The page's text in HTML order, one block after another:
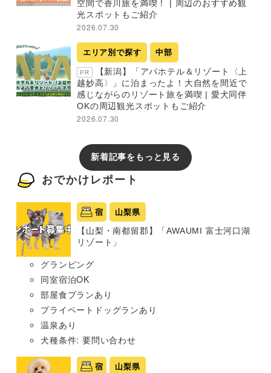
空間で香川旅を満喫！ | 周辺のおすすめ観
光スポットもご紹介
2026.07.30
エリア別で探す 中部
PR
【新潟】「アパホテル＆リゾート〈上
越妙高〉」に泊まったよ！大自然を間近で
感じながらのリゾート旅を満喫 | 愛犬同伴
OKの周辺観光スポットもご紹介
2026.07.30
新着記事をもっと見る
おでかけレポート
宿 山梨県
【山梨・南都留郡】「AWAUMI 富士河口湖
リゾート」
グランピング
同室宿泊OK
部屋食プランあり
プライベートドッグランあり
温泉あり
犬種条件: 要問い合わせ
宿 山梨県